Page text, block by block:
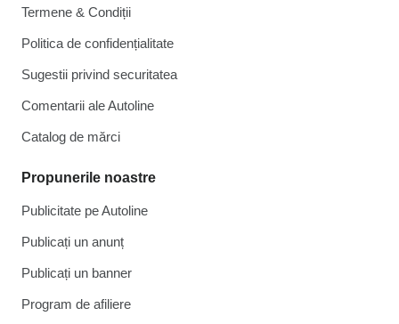
Termene & Condiții
Politica de confidențialitate
Sugestii privind securitatea
Comentarii ale Autoline
Catalog de mărcі
Propunerile noastre
Publicitate pe Autoline
Publicați un anunț
Publicați un banner
Program de afiliere